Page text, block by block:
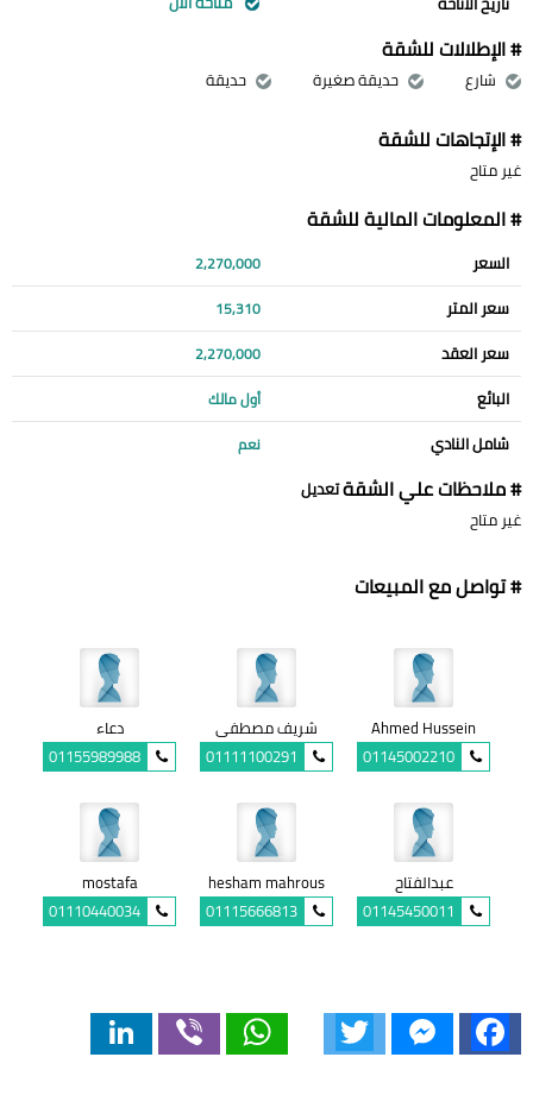
# الإطلالات للشقة
شارع حديقة صغيرة حديقة
# الإتجاهات للشقة
غير متاح
# المعلومات المالية للشقة
السعر 2,270,000
سعر المتر 15,310
سعر العقد 2,270,000
البائع أول مالك
شامل النادي نعم
# ملاحظات علي الشقةتعديل
غير متاح
# تواصل مع المبيعات
Ahmed Hussein
01145002210
شريف مصطفى
01111100291
دعاء
01155989988
عبدالفتاح
01145450011
hesham mahrous
01115666813
mostafa
01110440034
Facebook
Messenger
Twitter
WhatsApp
Viber
LinkedIn